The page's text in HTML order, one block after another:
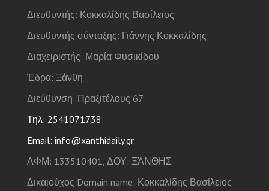
Διευθυντής: Κοκκαλίδης Βασίλειος
Διευθυντής σύνταξης: Γιάννης Κοκκαλίδης
Διαχειριστής: Μαρία Φυσικίδου
Έδρα: Ξάνθη
Διεύθυνση: Πραξιτέλους 67
Τηλ: 2541071738
Email: info@xanthidaily.gr
ΑΦΜ: 133510401, ΔΟΥ: ΞΆΝΘΗΣ
Δικαιούχος Domain name: Κοκκαλίδης Βασίλειος